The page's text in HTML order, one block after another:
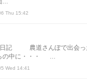
Thu 15:42
日記 農道さんぽで出会っ
の中に・・・ ...
Wed 14:41